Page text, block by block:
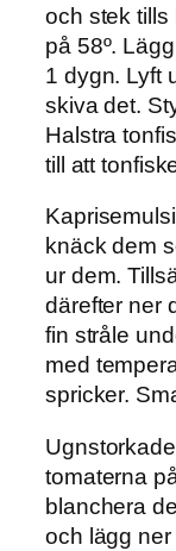
och stek tills
på 58º.
1 dygn. Lyft
skiva det.
Halstra
till att
knäck dem
ur dem.
därefter ner
fin stråle
med
spricker.
tomaterna
blanchera
och lägg